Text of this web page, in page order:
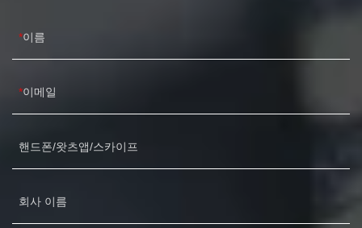
이름
이메일
핸드폰/왓츠앱/스카이프
회사 이름